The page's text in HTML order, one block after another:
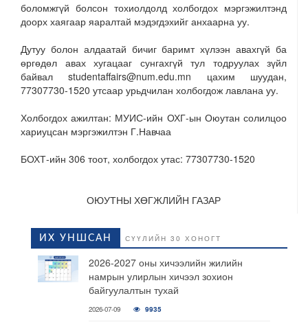
боломжгүй болсон тохиолдолд холбогдох мэргэжилтэнд
доорх хаягаар яаралтай мэдэгдэхийг анхаарна уу.
Дутуу болон алдаатай бичиг баримт хүлээн авахгүй ба
өргөдөл авах хугацааг сунгахгүй тул тодруулах зүйл
байвал studentaffairs@num.edu.mn цахим шуудан,
77307730-1520 утсаар урьдчилан холбогдож лавлана уу.
Холбогдох ажилтан: МУИС-ийн ОХГ-ын Оюутан солилцоо
хариуцсан мэргэжилтэн Г.Навчаа
БОХТ-ийн 306 тоот, холбогдох утас: 77307730-1520
ОЮУТНЫ ХӨГЖЛИЙН ГАЗАР
ИХ УНШСАН СҮҮЛИЙН 30 ХОНОГТ
2026-2027 оны хичээлийн жилийн
намрын улирлын хичээл зохион
байгуулалтын тухай
2026-07-09 9935